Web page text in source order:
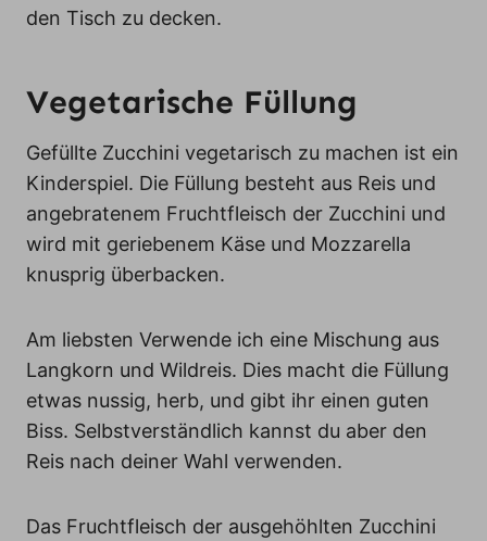
den Tisch zu decken.
Vegetarische Füllung
Gefüllte Zucchini vegetarisch zu machen ist ein
Kinderspiel. Die Füllung besteht aus Reis und
angebratenem Fruchtfleisch der Zucchini und
wird mit geriebenem Käse und Mozzarella
knusprig überbacken.
Am liebsten Verwende ich eine Mischung aus
Langkorn und Wildreis. Dies macht die Füllung
etwas nussig, herb, und gibt ihr einen guten
Biss. Selbstverständlich kannst du aber den
Reis nach deiner Wahl verwenden.
Das Fruchtfleisch der ausgehöhlten Zucchini